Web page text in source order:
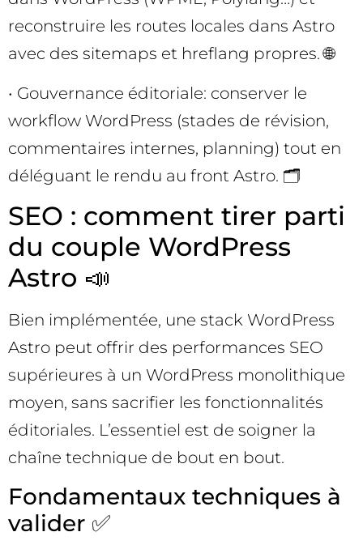
reconstruire les routes locales dans Astro
avec des sitemaps et hreflang propres. 🌐
• Gouvernance éditoriale: conserver le
workflow WordPress (stades de révision,
commentaires internes, planning) tout en
déléguant le rendu au front Astro. 🗂️
SEO : comment tirer parti
du couple WordPress
Astro 📣
Bien implémentée, une stack WordPress
Astro peut offrir des performances SEO
supérieures à un WordPress monolithique
moyen, sans sacrifier les fonctionnalités
éditoriales. L’essentiel est de soigner la
chaîne technique de bout en bout.
Fondamentaux techniques à
valider ✅